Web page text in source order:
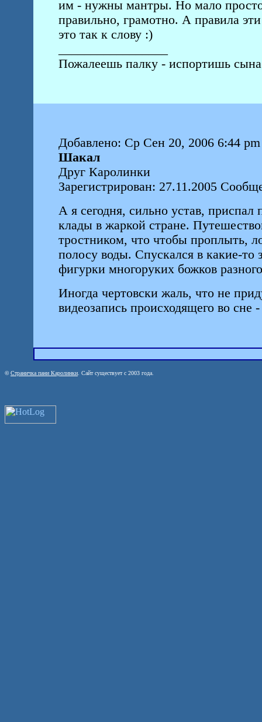
им - нужны мантры. Но мало просто
правильно, грамотно. А правила
это так к слову :)
Пожалеешь палку - испортишь сына
Добавлено: Ср Сен 20, 2006 6:44 pm
Шакал
Друг Каролинки
Зарегистрирован: 27.11.2005
А я сегодня, сильно устав,
клады в жаркой стране.
тростником, что чтобы проплыть,
полосу воды. Спускался в какие-
фигурки многоруких божков
Иногда чертовски жаль, что не
видеозапись происходящего во сне
©Страничка пани Каролинки . Сайт существует с 2003 года.